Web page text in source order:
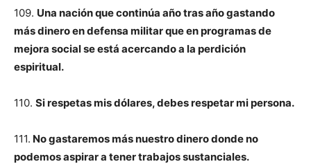
109. Una nación que continúa año tras año gastando
más dinero en defensa militar que en programas de
mejora social se está acercando a la perdición
espiritual.
110. Si respetas mis dólares, debes respetar mi persona.
111. No gastaremos más nuestro dinero donde no
podemos aspirar a tener trabajos sustanciales.